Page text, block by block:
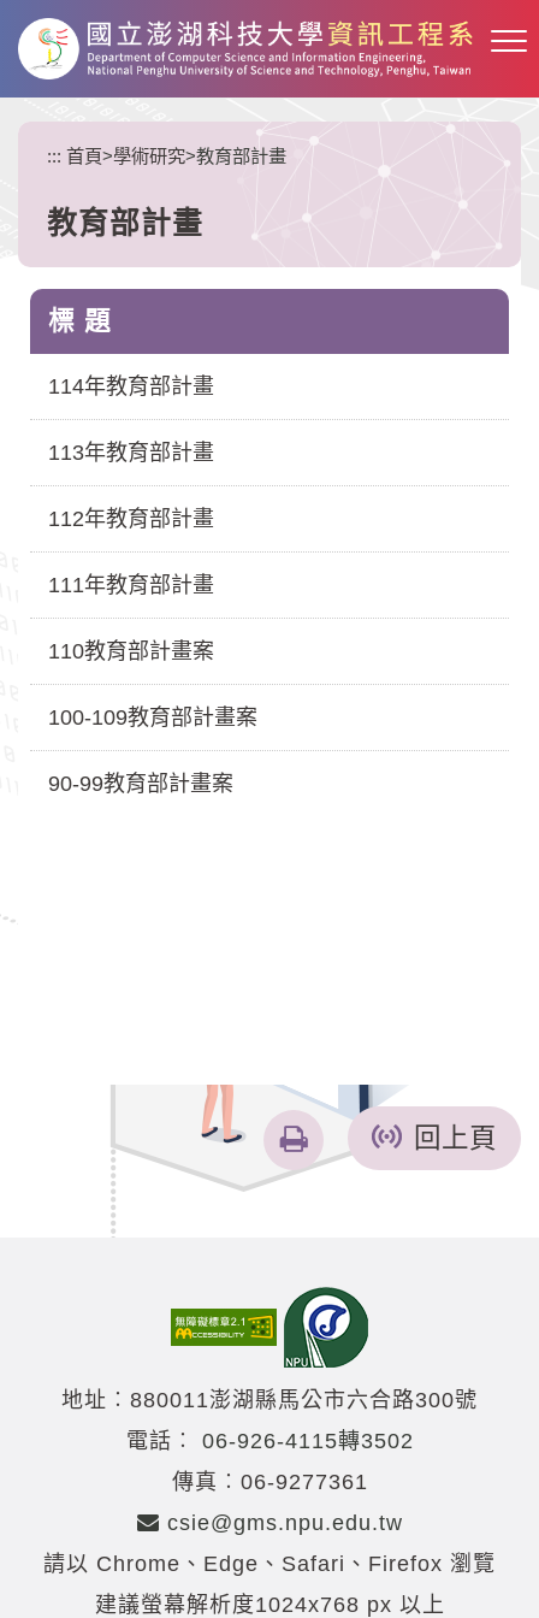
要
::: 首頁>學術研究>教育部計畫
教育部計畫
標 題
114年教育部計畫
113年教育部計畫
112年教育部計畫
111年教育部計畫
110教育部計畫案
100-109教育部計畫案
90-99教育部計畫案
友
善
回上頁
地址︰880011澎湖縣馬公市六合路300號
電話︰ 06-926-4115轉3502
傳真︰06-9277361
csie@gms.npu.edu.tw
請以 Chrome、Edge、Safari、Firefox 瀏覽
建議螢幕解析度1024x768 px 以上